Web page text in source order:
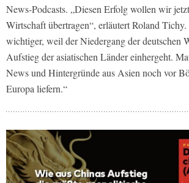
News-Podcasts. „Diesen Erfolg wollen wir
Wirtschaft übertragen“, erläutert Roland Tichy.
wichtiger, weil der Niedergang der deutschen
Aufstieg der asiatischen Länder einhergeht.
News und Hintergründe aus Asien noch vor
Europa liefern.“